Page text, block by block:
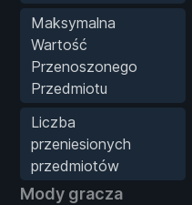
Maksymalna
Wartość
Przenoszonego
Przedmiotu
Liczba
przeniesionych
przedmiotów
Mody gracza